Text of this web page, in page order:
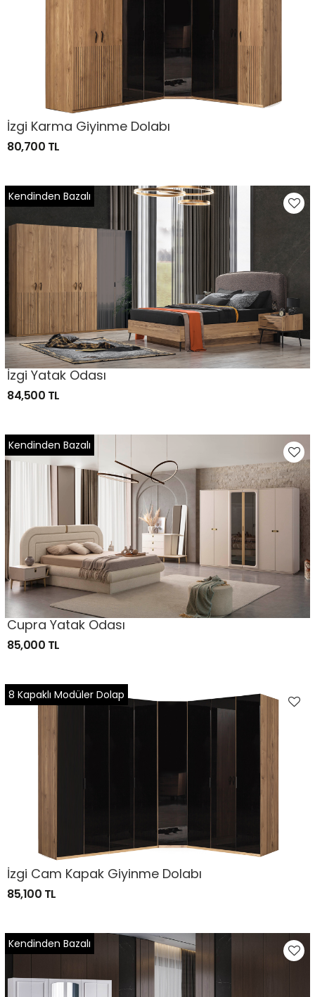
İzgi Karma Giyinme Dolabı
80,700 TL
Kendinden Bazalı
İzgi Yatak Odası
84,500 TL
Kendinden Bazalı
Cupra Yatak Odası
85,000 TL
8 Kapaklı Modüler Dolap
İzgi Cam Kapak Giyinme Dolabı
85,100 TL
Kendinden Bazalı